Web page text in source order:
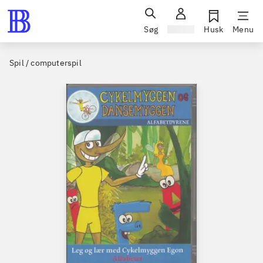
Søg Husk Menu
Spil / computerspil